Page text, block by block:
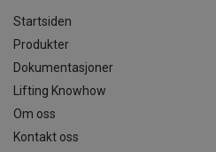
Startsiden
Produkter
Dokumentasjoner
Lifting Knowhow
Om oss
Kontakt oss